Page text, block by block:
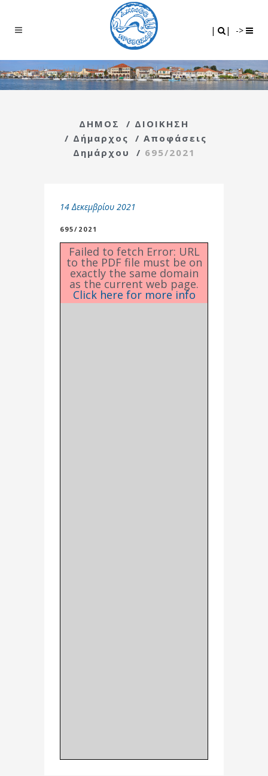
| | ->
ΔΗΜΟΣ / ΔΙΟΙΚΗΣΗ
/ Δήμαρχος / Αποφάσεις
Δημάρχου
/ 695/2021
14 Δεκεμβρίου 2021
695/2021
Failed to fetch Error: URL
to the PDF file must be on
exactly the same domain
as the current web page.
Click here for more info